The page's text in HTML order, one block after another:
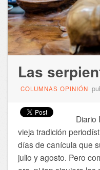
Las
COLUMNAS OPINIÓN
Diario
vieja tradición
días de canícula que
julio y agosto. Pero